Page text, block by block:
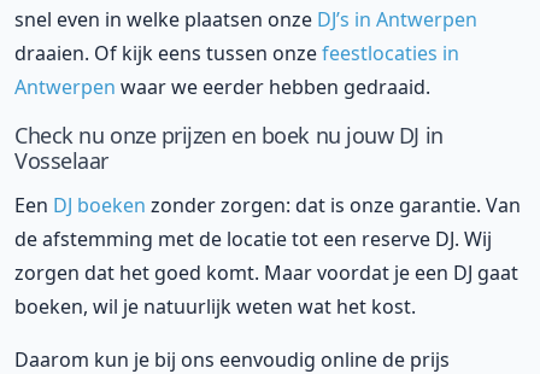
snel even in welke plaatsen onze DJ’s in Antwerpen
draaien. Of kijk eens tussen onzefeestlocaties in
Antwerpen waar we eerder hebben gedraaid.
Check nu onze prijzen en boek nu jouw DJ in
Vosselaar
Een DJ boeken zonder zorgen: dat is onze garantie. Van
de afstemming met de locatie tot een reserve DJ. Wij
zorgen dat het goed komt. Maar voordat je een DJ gaat
boeken, wil je natuurlijk weten wat het kost.
Daarom kun je bij ons eenvoudig online de prijs